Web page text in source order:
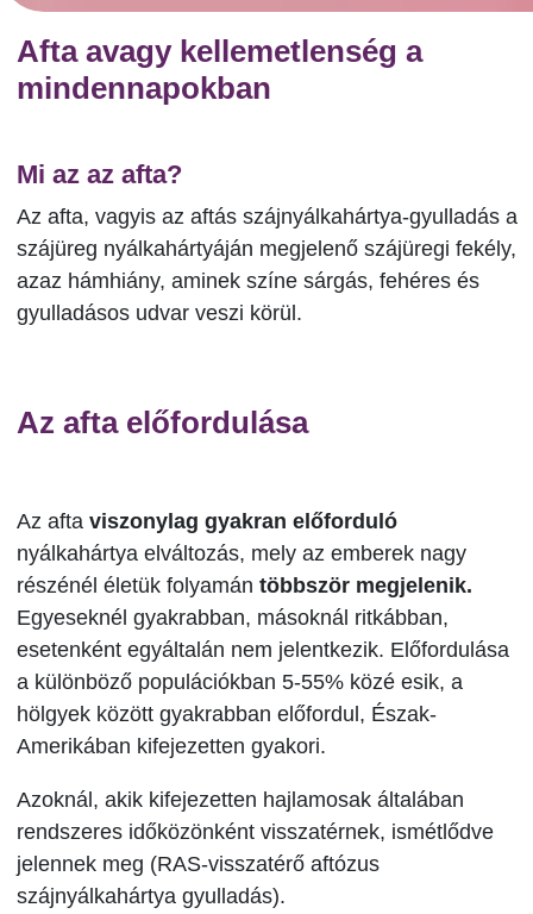
Afta avagy kellemetlenség a
mindennapokban
Mi az az afta?
Az afta, vagyis az aftás szájnyálkahártya-gyulladás a
szájüreg nyálkahártyáján megjelenő szájüregi fekély,
azaz hámhiány, aminek színe sárgás, fehéres és
gyulladásos udvar veszi körül.
Az afta előfordulása
Az afta viszonylag gyakran előforduló
nyálkahártya elváltozás, mely az emberek nagy
részénél életük folyamán többször megjelenik.
Egyeseknél gyakrabban, másoknál ritkábban,
esetenként egyáltalán nem jelentkezik. Előfordulása
a különböző populációkban 5-55% közé esik, a
hölgyek között gyakrabban előfordul, Észak-
Amerikában kifejezetten gyakori.
Azoknál, akik kifejezetten hajlamosak általában
rendszeres időközönként visszatérnek, ismétlődve
jelennek meg (RAS-visszatérő aftózus
szájnyálkahártya gyulladás).